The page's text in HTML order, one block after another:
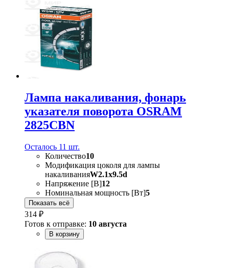
Лампа накаливания, фонарь
указателя поворота OSRAM
2825CBN
Осталось 11 шт.
Количество10
Модификация цоколя для лампы
накаливанияW2.1x9.5d
Напряжение [В]12
Номинальная мощность [Вт]5
Показать всё
314 ₽
Готов к отправке: 10 августа
В корзину